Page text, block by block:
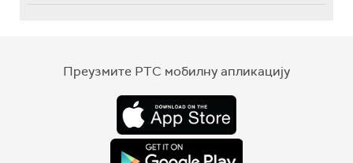
Преузмите РТС мобилну апликацију